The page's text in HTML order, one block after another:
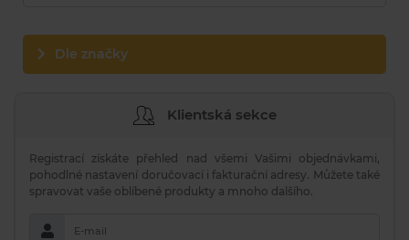
Dle značky
Klientská sekce
Registrací získáte přehled nad všemi Vašimi objednávkami,
pohodlné nastavení doručovací i fakturační adresy. Můžete také
spravovat vaše oblíbené produkty a mnoho dalšího.
E-mail